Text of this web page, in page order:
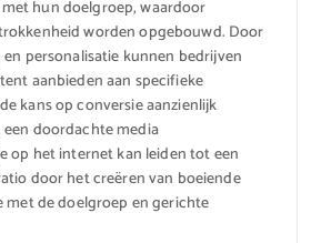
hun doelgroep, waardoor
worden opgebouwd. Door
personalisatie kunnen bedrijven
aanbieden aan specifieke
kans op conversie aanzienlijk
doordachte media
op het internet kan leiden tot een
door het creëren van boeiende
de doelgroep en gerichte